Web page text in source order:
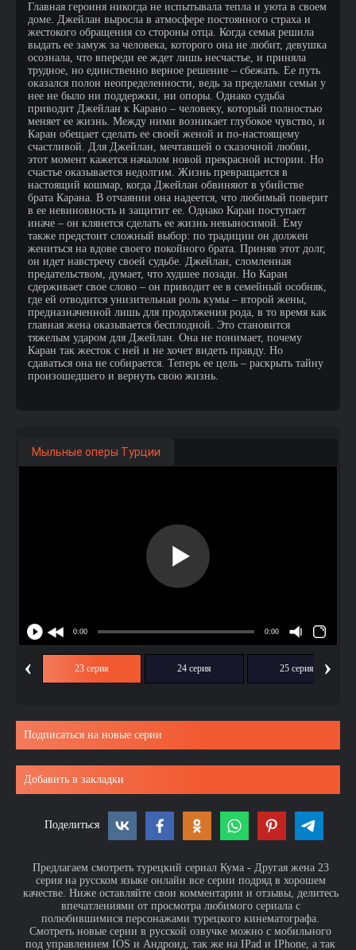
Главная героиня никогда не испытывала тепла и уюта в своем
доме. Джейлан выросла в атмосфере постоянного страха и
жестокого обращения со стороны отца. Когда семья решила
выдать ее замуж за человека, которого она не любит, девушка
осознала, что впереди ее ждет лишь несчастье, и приняла
трудное, но единственно верное решение – сбежать. Ее путь
оказался полон неопределенности, ведь за пределами семьи у
нее не было ни поддержки, ни опоры. Однако судьба
приводит Джейлан к Каранo – человеку, который полностью
меняет ее жизнь. Между ними возникает глубокое чувство, и
Каран обещает сделать ее своей женой и по-настоящему
счастливой. Для Джейлан, мечтавшей о сказочной любви,
этот момент кажется началом новой прекрасной истории. Но
счастье оказывается недолгим. Жизнь превращается в
настоящий кошмар, когда Джейлан обвиняют в убийстве
брата Карана. В отчаянии она надеется, что любимый поверит
в ее невиновность и защитит ее. Однако Каран поступает
иначе – он клянется сделать ее жизнь невыносимой. Ему
также предстоит сложный выбор: по традиции он должен
жениться на вдове своего покойного брата. Приняв этот долг,
он идет навстречу своей судьбе. Джейлан, сломленная
предательством, думает, что худшее позади. Но Каран
сдерживает свое слово – он приводит ее в семейный особняк,
где ей отводится унизительная роль кумы – второй жены,
предназначенной лишь для продолжения рода, в то время как
главная жена оказывается бесплодной. Это становится
тяжелым ударом для Джейлан. Она не понимает, почему
Каран так жесток с ней и не хочет видеть правду. Но
сдаваться она не собирается. Теперь ее цель – раскрыть тайну
произошедшего и вернуть свою жизнь.
Мыльные оперы Турции
‹ 23 серия 24 серия 25 серия ›
Подписаться на новые серии
Добавить в закладки
Поделиться
Предлагаем смотреть турецкий сериал Кума - Другая жена 23
серия на русском языке онлайн все серии подряд в хорошем
качестве. Ниже оставляйте свои комментарии и отзывы, делитесь
впечатлениями от просмотра любимого сериала с
полюбившимися персонажами турецкого кинематографа.
Смотреть новые серии в русской озвучке можно с мобильного
под управлением IOS и Андроид, так же на IPad и IPhone, а так